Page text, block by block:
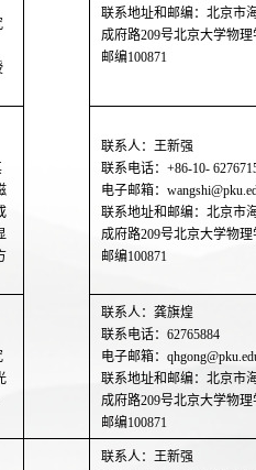
联系地址和邮编：北京市
成府路209号北京大学物理
邮编100871
联系人：王新强
联系电话：+86-10-
电子邮箱：
联系地址和邮编：北京市
成府路209号北京大学物理
邮编100871
联系人：龚旗煌
联系电话：62765884
电子邮箱：
联系地址和邮编：北京市
成府路209号北京大学物理
邮编100871
联系人：王新强